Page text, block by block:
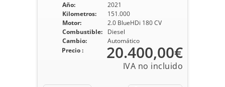
Año:
2021
Kilometros:
151.000
Motor:
2.0 BlueHDi 180 CV
Combustible:
Diesel
Cambio:
Automático
Precio : 20.400,00€